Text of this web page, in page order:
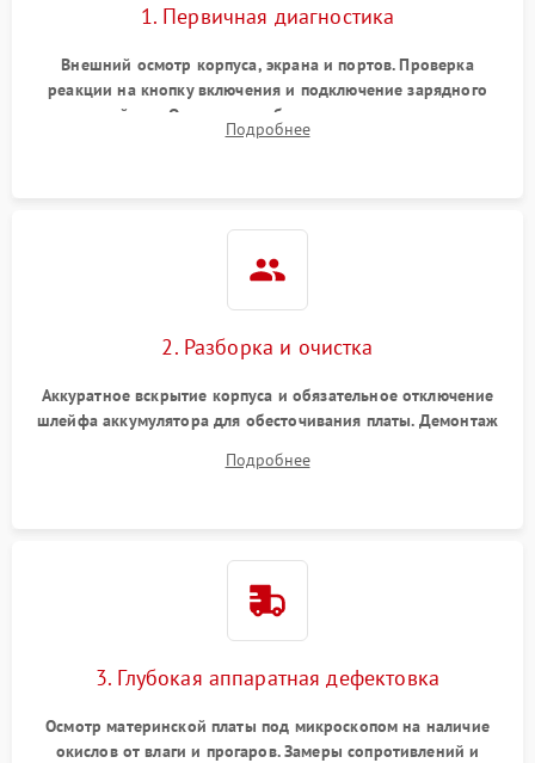
1. Первичная диагностика
Внешний осмотр корпуса, экрана и портов. Проверка
реакции на кнопку включения и подключение зарядного
устройства. Оценка потребления тока с помощью
лабораторного блока питания для локализации проблемы.
Подробнее
2. Разборка и очистка
Аккуратное вскрытие корпуса и обязательное отключение
шлейфа аккумулятора для обесточивания платы. Демонтаж
высохшей термопасты с кристаллов чипов.
Подробнее
3. Глубокая аппаратная дефектовка
Осмотр материнской платы под микроскопом на наличие
окислов от влаги и прогаров. Замеры сопротивлений и